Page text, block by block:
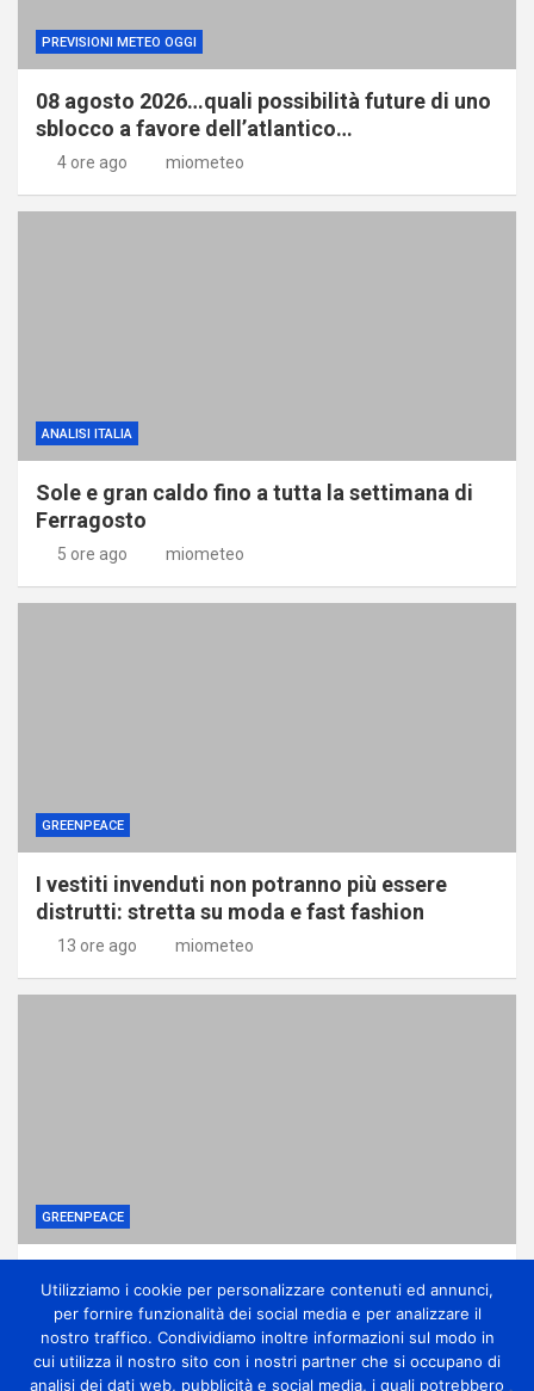
PREVISIONI METEO OGGI
08 agosto 2026…quali possibilità future di uno
sblocco a favore dell’atlantico…
4 ore ago miometeo
ANALISI ITALIA
Sole e gran caldo fino a tutta la settimana di
Ferragosto
5 ore ago miometeo
GREENPEACE
I vestiti invenduti non potranno più essere
distrutti: stretta su moda e fast fashion
13 ore ago miometeo
GREENPEACE
all’ennesima accelerazione senza dati certi
13 ore ago miometeo
Utilizziamo i cookie per personalizzare contenuti ed annunci,
per fornire funzionalità dei social media e per analizzare il
nostro traffico. Condividiamo inoltre informazioni sul modo in
cui utilizza il nostro sito con i nostri partner che si occupano di
analisi dei dati web, pubblicità e social media, i quali potrebbero